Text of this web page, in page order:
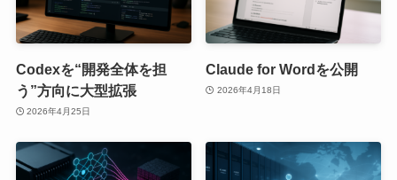
Codexを“開発全体を担
う”方向に大型拡張
2026年4月25日
Claude for Wordを公開
2026年4月18日